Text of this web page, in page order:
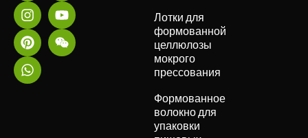
Лотки для
формованной
целлюлозы
мокрого
прессования
Формованное
волокно для
упаковки